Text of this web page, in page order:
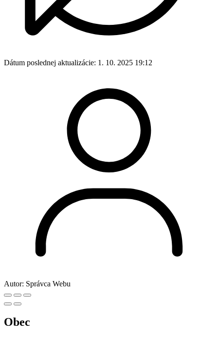
Dátum poslednej aktualizácie: 1. 10. 2025 19:12
Autor: Správca Webu
Obec